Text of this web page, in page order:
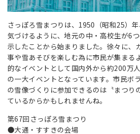
さっぽろ雪まつりは、1950（昭和25）
気づけるように、地元の中・高校生が6
示したことから始まりました。徐々に、
事や雪あそびを楽しむ為に市民が集まる
的なイベントとして国内外から約200万
の一大イベントとなっています。市民ボ
の雪像づくりに参加できるのは〝まつり
ているからかもしれませんね。
第67回さっぽろ雪まつり
●大通・すすきの会場